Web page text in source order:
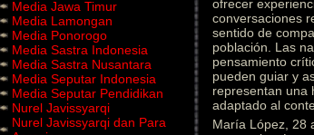
Media Jawa Timur
Media Lamongan
Media Ponorogo
Media Sastra Indonesia
Media Sastra Nusantara
Media Seputar Indonesia
Media Seputar Pendidikan
Nurel Javissyarqi
Nurel Javissyarqi dan Para
ofrecer
conversaciones
sentido de
población. Las
pensamiento
pueden guiar y
representan una
adaptado al
María López, 28